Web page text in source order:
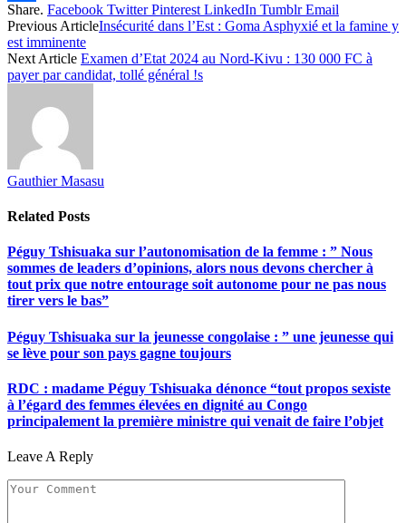
Share
Share. Facebook Twitter Pinterest LinkedIn Tumblr Email
Previous ArticleInsécurité dans l’Est : Goma Asphyxié et la famine y
est imminente
Next Article Examen d’Etat 2024 au Nord-Kivu : 130 000 FC à
payer par candidat, tollé général !s
Gauthier Masasu
Related Posts
Péguy Tshisuaka sur l’autonomisation de la femme : ” Nous
sommes de leaders d’opinions, alors nous devons chercher à
tout prix que notre entourage soit autonome pour ne pas nous
tirer vers le bas”
Péguy Tshisuaka sur la jeunesse congolaise : ” une jeunesse qui
se lève pour son pays gagne toujours
RDC : madame Péguy Tshisuaka dénonce “tout propos sexiste
à l’égard des femmes élevées en dignité au Congo
principalement la première ministre qui venait de faire l’objet
Leave A Reply